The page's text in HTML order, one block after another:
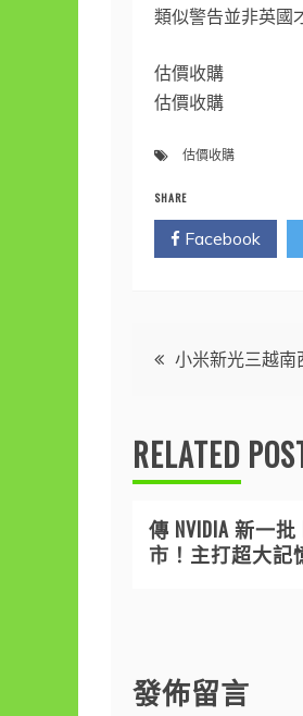
類似警告並非英國
估價收購
估價收購
估價收購
SHARE
Facebook
文
導
覽
小米新光三越
RELATED
傳 NVIDIA 新一
市！主打超大記
發佈留言